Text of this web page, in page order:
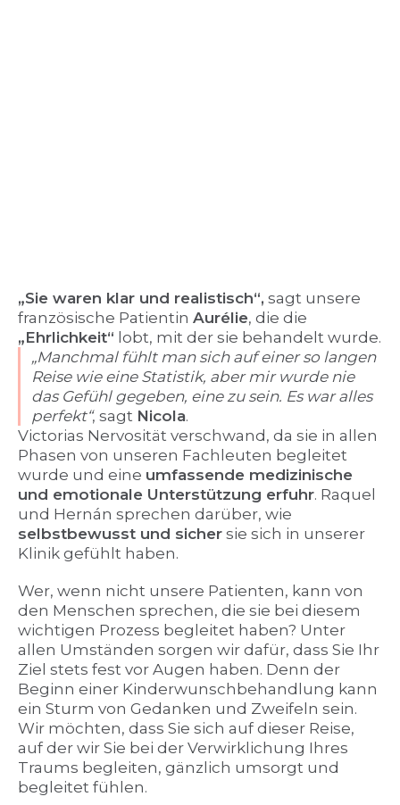
„Sie waren klar und realistisch“, sagt unsere
französische Patientin Aurélie, die die
„Ehrlichkeit“ lobt, mit der sie behandelt wurde.
„Manchmal fühlt man sich auf einer so langen
Reise wie eine Statistik, aber mir wurde nie
das Gefühl gegeben, eine zu sein. Es war alles
perfekt“, sagt Nicola.
Victorias Nervosität verschwand, da sie in allen
Phasen von unseren Fachleuten begleitet
wurde und eine umfassende medizinische
und emotionale Unterstützung erfuhr. Raquel
und Hernán sprechen darüber, wie
selbstbewusst und sicher sie sich in unserer
Klinik gefühlt haben.
Wer, wenn nicht unsere Patienten, kann von
den Menschen sprechen, die sie bei diesem
wichtigen Prozess begleitet haben? Unter
allen Umständen sorgen wir dafür, dass Sie Ihr
Ziel stets fest vor Augen haben. Denn der
Beginn einer Kinderwunschbehandlung kann
ein Sturm von Gedanken und Zweifeln sein.
Wir möchten, dass Sie sich auf dieser Reise,
auf der wir Sie bei der Verwirklichung Ihres
Traums begleiten, gänzlich umsorgt und
begleitet fühlen.